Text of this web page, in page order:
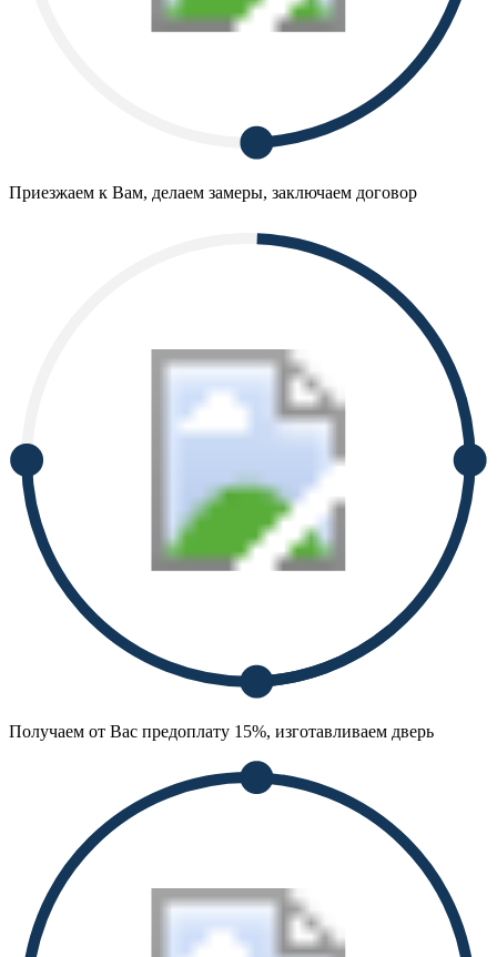
Приезжаем к Вам, делаем замеры, заключаем договор
Получаем от Вас предоплату 15%, изготавливаем дверь